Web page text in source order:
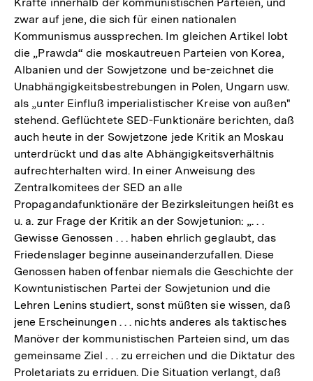
zwar auf jene, die sich für einen nationalen
Kommunismus aussprechen. Im gleichen Artikel lobt
die „Prawda“ die moskautreuen Parteien von Korea,
Albanien und der Sowjetzone und be-zeichnet die
Unabhängigkeitsbestrebungen in Polen, Ungarn usw.
als „unter Einfluß imperialistischer Kreise von außen"
stehend. Geflüchtete SED-Funktionäre berichten, daß
auch heute in der Sowjetzone jede Kritik an Moskau
unterdrückt und das alte Abhängigkeitsverhältnis
aufrechterhalten wird. In einer Anweisung des
Zentralkomitees der SED an alle
Propagandafunktionäre der Bezirksleitungen heißt es
u. a. zur Frage der Kritik an der Sowjetunion: „. . .
Gewisse Genossen . . . haben ehrlich geglaubt, das
Friedenslager beginne auseinanderzufallen. Diese
Genossen haben offenbar niemals die Geschichte der
Kowntunistischen Partei der Sowjetunion und die
Lehren Lenins studiert, sonst müßten sie wissen, daß
jene Erscheinungen . . . nichts anderes als taktisches
Manöver der kommunistischen Parteien sind, um das
gemeinsame Ziel . . . zu erreichen und die Diktatur des
Proletariats zu erriduen. Die Situation verlangt, daß